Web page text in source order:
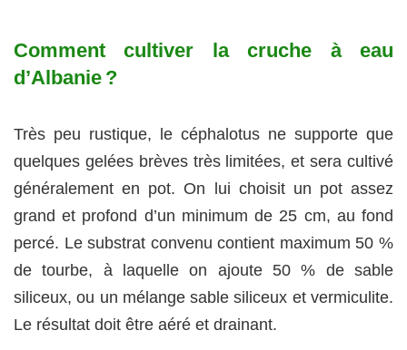
Comment cultiver la cruche à eau
d’Albanie ?
Très peu rustique, le céphalotus ne supporte que
quelques gelées brèves très limitées, et sera cultivé
généralement en pot. On lui choisit un pot assez
grand et profond d’un minimum de 25 cm, au fond
percé. Le substrat convenu contient maximum 50 %
de tourbe, à laquelle on ajoute 50 % de sable
siliceux, ou un mélange sable siliceux et vermiculite.
Le résultat doit être aéré et drainant.